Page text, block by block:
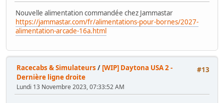
Nouvelle alimentation commandée chez Jammastar
https://jammastar.com/fr/alimentations-pour-bornes/2027-
alimentation-arcade-16a.html
#13
Racecabs & Simulateurs / [WIP] Daytona USA 2 -
Dernière ligne droite
Lundi 13 Novembre 2023, 07:33:52 AM